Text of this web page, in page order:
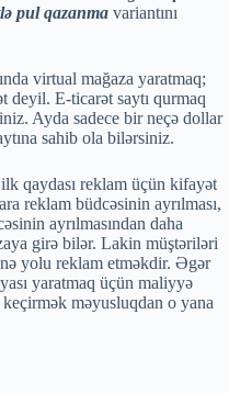
pul qazanma variantını
virtual mağaza yaratmaq;
deyil. E-ticarət saytı qurmaq
Ayda sadece bir neçə dollar
sahib ola bilərsiniz.
qaydası reklam üçün kifayət
reklam büdcəsinin ayrılması,
ayrılmasından daha
girə bilər. Lakin müştəriləri
yolu reklam etməkdir. Əgər
yaratmaq üçün maliyyə
məyusluqdan o yana